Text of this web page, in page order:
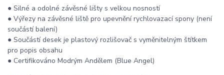
● Silné a odolné závěsné lišty s velkou nosností
● Výřezy na závěsné liště pro upevnění rychlovazací spony (není
součástí balení)
● Součástí desek je plastový rozlišovač s vyměnitelným štítkem
pro popis obsahu
● Certifikováno Modrým Andělem (Blue Angel)